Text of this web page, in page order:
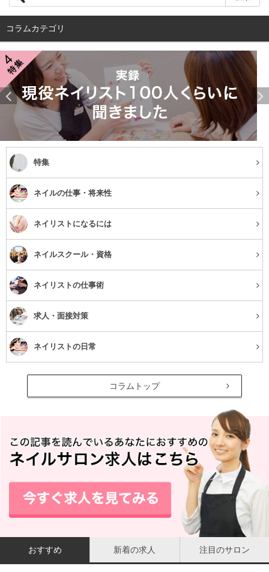
して髪にツヤや潤いを与えるために使われています。ドラ
ッグストアなどでも、椿オイルはヘアケア商品の棚に並ん
でいるのでほとんどの人が「ヘアケアのためのオイル」と
思っているでしょう。
しかし、スクワランオイルやホホバオイルがスキンケアに
使われているように、椿オイルも顔や体に使えるのです。
椿オイルは酸化しにくく保湿力が高いうえ、人間の皮脂に
含まれる成分を持っているので肌に馴染みやすいという特
徴があり、実はとても使える万能オイルなのです。
椿オイルによる紫外線防止効果
オイルで紫外線防止ができる
実は万能だった椿オイル。保湿力の他に紫外線防止効果も
あります。オイルで紫外線防止と聞いてもピンときません
よね。オイル＝日焼けをまねくものという認識の方が高い
のではないでしょうか。
コラムカテゴリ
特集
ネイルの仕事・将来性
ネイリストになるには
ネイルスクール・資格
ネイリストの仕事術
求人・面接対策
ネイリストの日常
コラムトップ
おすすめ 新着の求人 注目のサロン